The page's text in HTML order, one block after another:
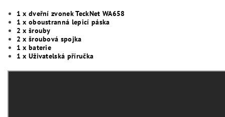
1 x dveřní zvonek TeckNet WA658
1 x oboustranná lepicí páska
2 x šrouby
2 x šroubová spojka
1 x baterie
1 x Uživatelská příručka